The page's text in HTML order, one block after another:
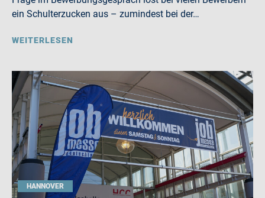
ein Schulterzucken aus – zumindest bei der…
WEITERLESEN
HANNOVER